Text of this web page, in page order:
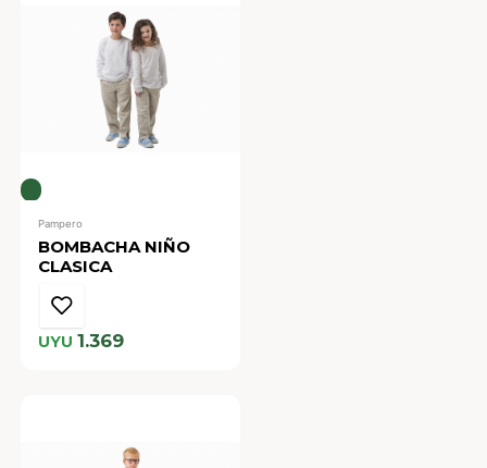
Pampero
BOMBACHA NIÑO
CLASICA
UYU 1.369